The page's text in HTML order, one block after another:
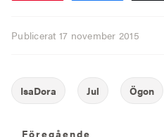
Publicerat 17 november 2015
Föregående